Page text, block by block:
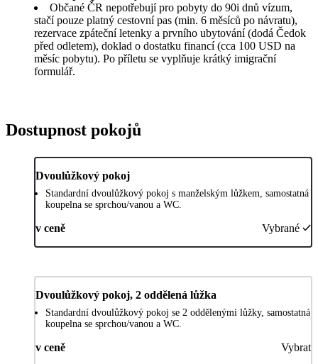
Občané ČR nepotřebují pro pobyty do 90i dnů vízum,
stačí pouze platný cestovní pas (min. 6 měsíců po návratu),
rezervace zpáteční letenky a prvního ubytování (dodá Čedok
před odletem), doklad o dostatku financí (cca 100 USD na
měsíc pobytu). Po příletu se vyplňuje krátký imigrační
formulář.
Dostupnost pokojů
Dvoulůžkový pokoj
Standardní dvoulůžkový pokoj s manželským lůžkem, samostatná
koupelna se sprchou/vanou a WC.
v ceně Vybrané
Dvoulůžkový pokoj, 2 oddělená lůžka
Standardní dvoulůžkový pokoj se 2 oddělenými lůžky, samostatná
koupelna se sprchou/vanou a WC.
v ceně Vybrat